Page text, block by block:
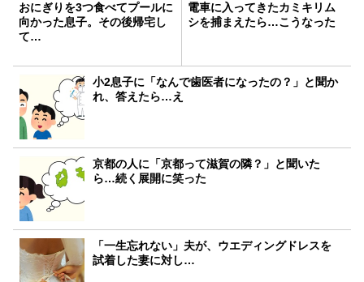
おにぎりを3つ食べてプールに
向かった息子。その後帰宅し
て…
電車に入ってきたカミキリム
シを捕まえたら…こうなった
小2息子に「なんで歯医者になったの？」と聞か
れ、答えたら…え
京都の人に「京都って滋賀の隣？」と聞いた
ら…続く展開に笑った
「一生忘れない」夫が、ウエディングドレスを
試着した妻に対し…